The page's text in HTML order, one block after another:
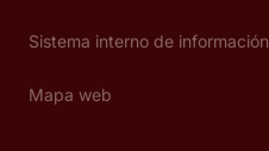
Sistema interno de información
Mapa web